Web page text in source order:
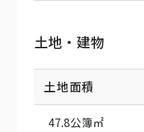
土地・建物
土地面積
47.8公簿㎡